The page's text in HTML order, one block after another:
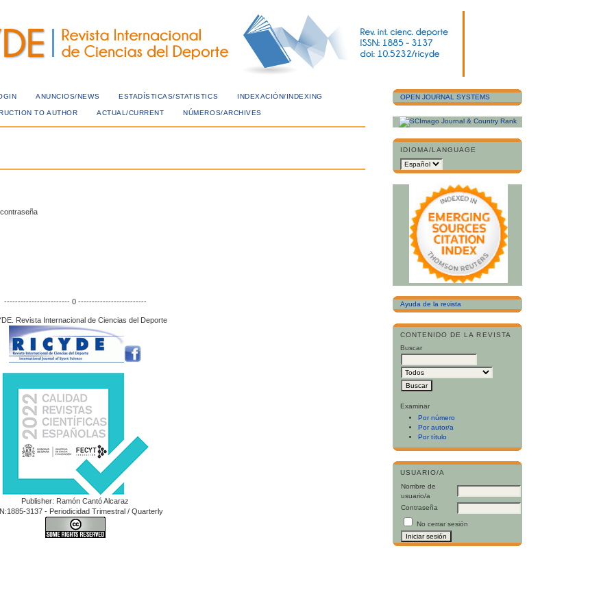
OPEN JOURNAL SYSTEMS
IDIOMA/LANGUAGE
Ayuda de la revista
CONTENIDO DE LA REVISTA
Buscar
Examinar
Por número
Por autor/a
Por título
USUARIO/A
Nombre de
usuario/a
Contraseña
No cerrar sesión
ANUNCIOS/NEWS ESTADÍSTICAS/STATISTICS INDEXACIÓN/INDEXING
TO AUTHOR ACTUAL/CURRENT NÚMEROS/ARCHIVES
------------------------ 0 -------------------------
Revista Internacional de Ciencias del Deporte
Publisher: Ramón Cantó Alcaraz
3137 - Periodicidad Trimestral / Quarterly